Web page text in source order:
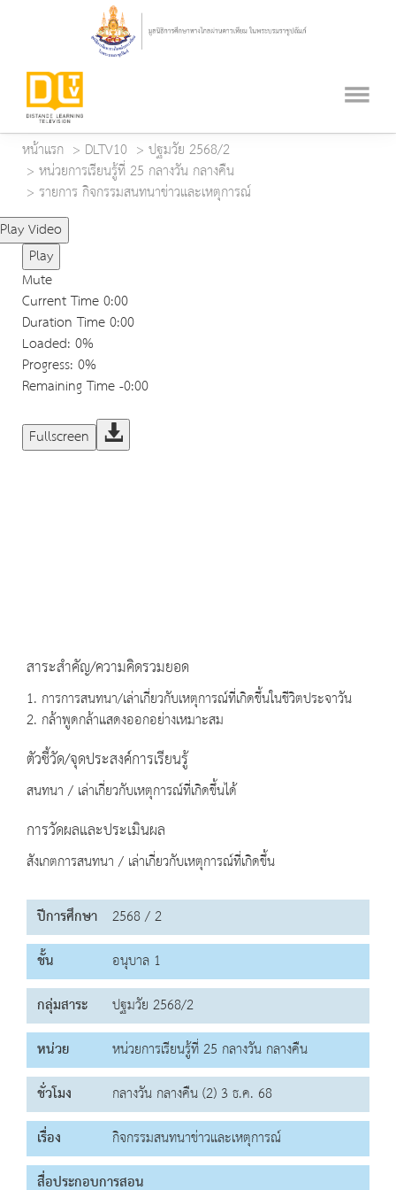
หน้าแรก DLTV10
ปฐมวัย 2568/2
หน่วยการเรียนรู้ที่ 25 กลางวัน กลางคืน
รายการ กิจกรรมสนทนาข่าวและเหตุการณ์
Play Video
Play
Mute
Current Time0:00
Duration Time0:00
Loaded: 0%
Progress: 0%
Remaining Time-0:00
Fullscreen
สาระสำคัญ/ความคิดรวมยอด
1. การการสนทนา/เล่าเกี่ยวกับเหตุการณ์ที่เกิดขึ้นในชีวิตประจาวัน
2. กล้าพูดกล้าแสดงออกอย่างเหมาะสม
ตัวชี้วัด/จุดประสงค์การเรียนรู้
สนทนา / เล่าเกี่ยวกับเหตุการณ์ที่เกิดขึ้นได้
การวัดผลและประเมินผล
สังเกตการสนทนา / เล่าเกี่ยวกับเหตุการณ์ที่เกิดขึ้น
ปีการศึกษา 2568 / 2
ชั้น
อนุบาล 1
กลุ่มสาระ
ปฐมวัย 2568/2
หน่วย
หน่วยการเรียนรู้ที่ 25 กลางวัน กลางคืน
ชั่วโมง
กลางวัน กลางคืน (2) 3 ธ.ค. 68
เรื่อง
กิจกรรมสนทนาข่าวและเหตุการณ์
สื่อประกอบการสอน